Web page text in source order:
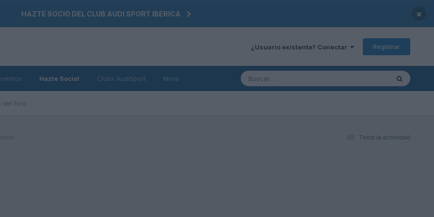
HAZTE SOCIO DEL CLUB AUDI SPORT IBERICA ×
¿Usuario existente? Conectar Registrar
del foro
Hazte Socio! Clubs AudiSport More
Toda la actividad